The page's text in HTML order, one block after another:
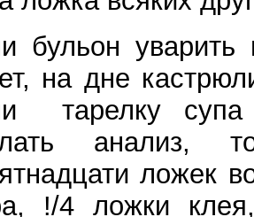
бульон
на дне
тарелку супа
анализ,
ложек
!/4 ложки